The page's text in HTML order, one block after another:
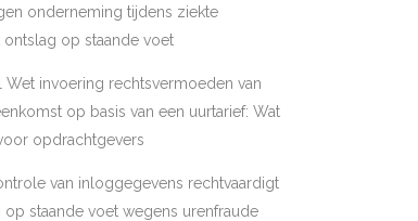
onderneming tijdens ziekte
ontslag op staande voet
Wet invoering rechtsvermoeden van
op basis van een uurtarief: Wat
opdrachtgevers
van inloggegevens rechtvaardigt
op staande voet wegens urenfraude